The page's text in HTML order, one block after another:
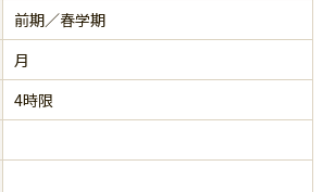
前期／春学期
月
4時限